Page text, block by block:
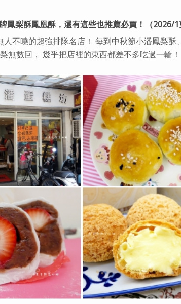
梨酥鳳凰酥，還有這些也推薦必買！（2026/1
不曉的超強排隊名店！ 每到中秋節小潘鳳梨酥
無數回， 幾乎把店裡的東西都差不多吃過一輪